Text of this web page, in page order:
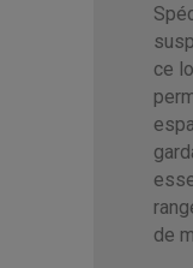
ce
de